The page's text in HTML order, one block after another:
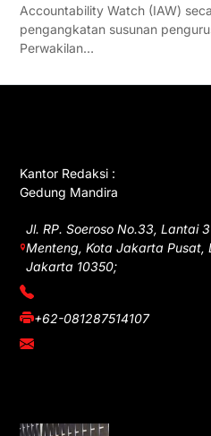
Accountability Watch (IAW)
pengangkatan susunan
Perwakilan…
Kantor Redaksi :
Gedung Mandira
Jl. RP. Soeroso No.33, Lantai
Menteng, Kota Jakarta Pusat,
Jakarta 10350;
(021) 3908026
+62-081287514107
adm@iawnews.com